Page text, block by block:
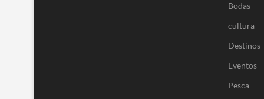
Bodas
cultura
Destinos
Eventos
Pesca